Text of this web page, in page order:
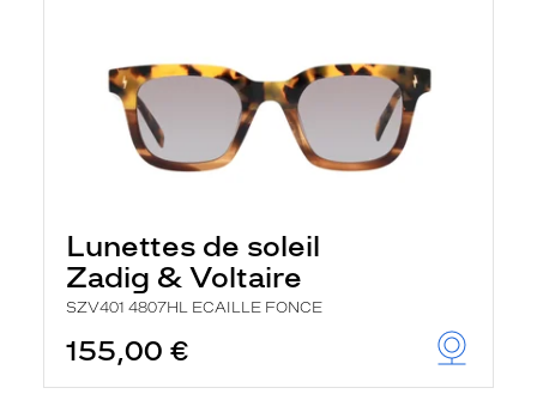
Lunettes de soleil
Zadig & Voltaire
SZV401 4807HL ECAILLE FONCE
155,00 €